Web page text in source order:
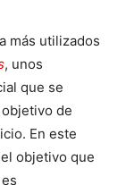
más utilizados
, unos
que se
de
En este
objetivo que